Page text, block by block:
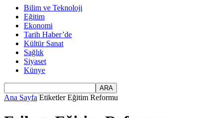
Bilim ve Teknoloji
Eğitim
Ekonomi
Tarih Haber’de
Kültür Sanat
Sağlık
Siyaset
Künye
Ana Sayfa Etiketler Eğitim Reformu